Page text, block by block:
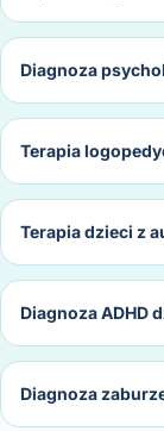
Diagnoza
Terapia
Terapia dzieci z
Diagnoza ADHD
Diagnoza